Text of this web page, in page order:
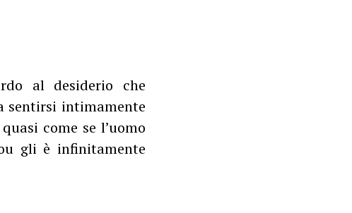
al desiderio che
sentirsi intimamente
come se l’uomo
gli è infinitamente